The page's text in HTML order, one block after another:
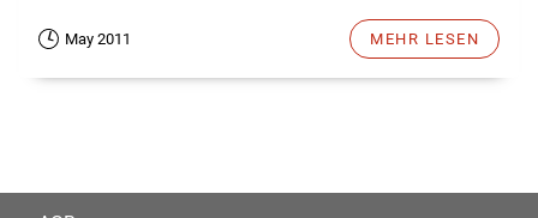
May 2011 MEHR LESEN